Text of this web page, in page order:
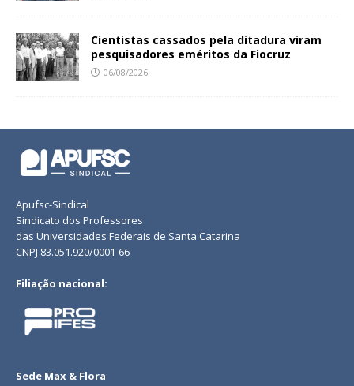
Cientistas cassados pela ditadura viram
pesquisadores eméritos da Fiocruz
06/08/2026
Apufsc-Sindical
Sindicato dos Professores
das Universidades Federais de Santa Catarina
CNPJ 83.051.920/0001-66
Filiação nacional:
Sede Max & Flora